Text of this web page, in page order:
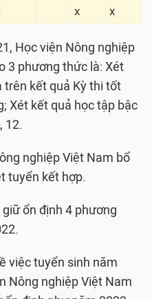
x x
Học viện Nông nghiệp
3 phương thức là: Xét
kết quả Kỳ thi tốt
Xét kết quả học tập bậc
12.
nghiệp Việt Nam bổ
tuyển kết hợp.
ổn định 4 phương
việc tuyển sinh năm
Nông nghiệp Việt Nam